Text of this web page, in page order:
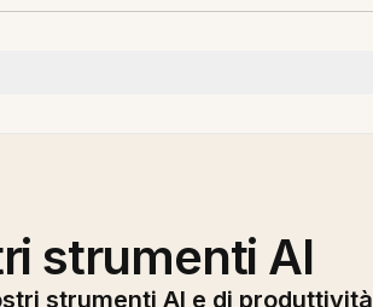
strumenti AI
strumenti AI e di produttività